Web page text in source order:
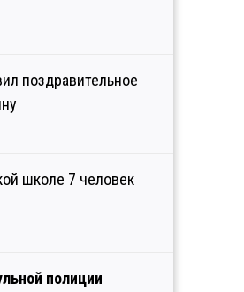
поздравительное
школе 7 человек
полиции